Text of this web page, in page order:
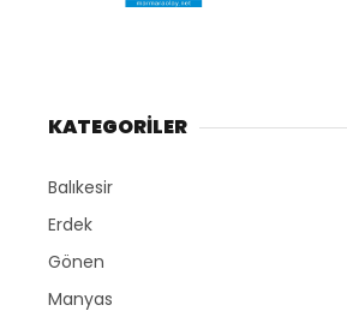
KATEGORİLER
Balıkesir
Erdek
Gönen
Manyas